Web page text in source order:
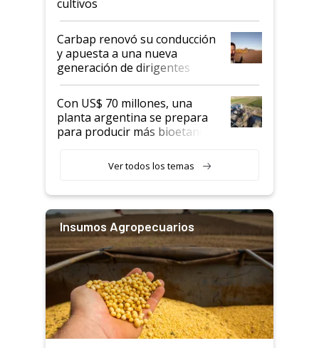
cultivos
Carbap renovó su conducción
y apuesta a una nueva
generación de dirigentes
rurales
Con US$ 70 millones, una
planta argentina se prepara
para producir más bioetanol
Ver todos los temas
Insumos Agropecuarios